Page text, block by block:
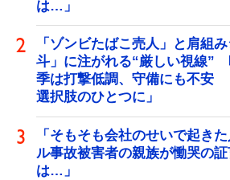
は…」
「ゾンビたばこ売人」と肩組
斗」に注がれる“厳しい視線”
季は打撃低調、守備にも不安
選択肢のひとつに」
「そもそも会社のせいで起き
ル事故被害者の親族が慟哭の
は…」